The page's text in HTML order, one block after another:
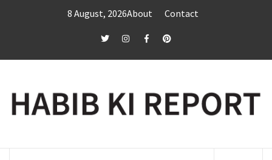
8 August, 2026About Contact
twitterInstagramFacebookPinterest